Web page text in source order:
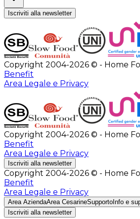
Iscriviti alla newsletter
Copyright 2004-2026 © - Home
Benefit
Area Legale e Privacy
Copyright 2004-2026 © - Home
Benefit
Area Legale e Privacy
Iscriviti alla newsletter
Copyright 2004-2026 © - Home
Benefit
Area Legale e Privacy
Area AziendaArea CesarineSupporto Info e
Iscriviti alla newsletter